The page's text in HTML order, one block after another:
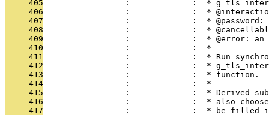
     405
:             :  *
     406
:             :  *
     407
:             :  * @password:
     408
:             :  *
     409
:             :  * @error:
     410
                 :             :  *
     411
:             :  * Run
     412
:             :  *
     413
                 :             :  * function.
     414
                 :             :  *
     415
:             :  * Derived
     416
:             :  * also
     417
:             :  * be filled